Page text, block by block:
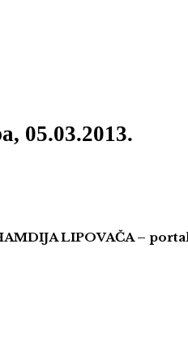
05.03.2013.
LIPOVAČA –